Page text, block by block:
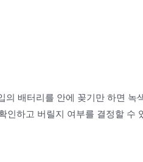
배터리를 안에 꽂기만 하면 녹
인하고 버릴지 여부를 결정할 수